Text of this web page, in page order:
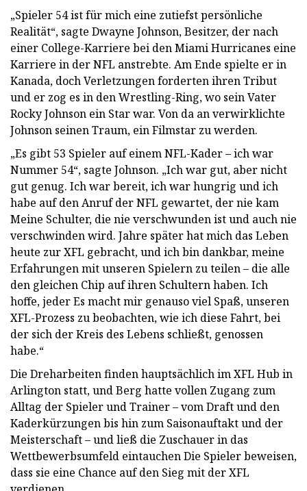
„Spieler 54 ist für mich eine zutiefst persönliche
Realität“, sagte Dwayne Johnson, Besitzer, der nach
einer College-Karriere bei den Miami Hurricanes eine
Karriere in der NFL anstrebte. Am Ende spielte er in
Kanada, doch Verletzungen forderten ihren Tribut
und er zog es in den Wrestling-Ring, wo sein Vater
Rocky Johnson ein Star war. Von da an verwirklichte
Johnson seinen Traum, ein Filmstar zu werden.
„Es gibt 53 Spieler auf einem NFL-Kader – ich war
Nummer 54“, sagte Johnson. „Ich war gut, aber nicht
gut genug. Ich war bereit, ich war hungrig und ich
habe auf den Anruf der NFL gewartet, der nie kam
Meine Schulter, die nie verschwunden ist und auch nie
verschwinden wird. Jahre später hat mich das Leben
heute zur XFL gebracht, und ich bin dankbar, meine
Erfahrungen mit unseren Spielern zu teilen – die alle
den gleichen Chip auf ihren Schultern haben. Ich
hoffe, jeder Es macht mir genauso viel Spaß, unseren
XFL-Prozess zu beobachten, wie ich diese Fahrt, bei
der sich der Kreis des Lebens schließt, genossen
habe.“
Die Dreharbeiten finden hauptsächlich im XFL Hub in
Arlington statt, und Berg hatte vollen Zugang zum
Alltag der Spieler und Trainer – vom Draft und den
Kaderkürzungen bis hin zum Saisonauftakt und der
Meisterschaft – und ließ die Zuschauer in das
Wettbewerbsumfeld eintauchen Die Spieler beweisen,
dass sie eine Chance auf den Sieg mit der XFL